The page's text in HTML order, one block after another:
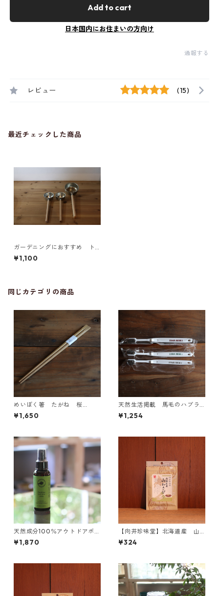
Add to cart
日本国内にお住まいの方向け
通報する
レビュー (15)
最近チェックした商品
ガーデニングにおすすめ ト
タンひ杓 ミニ
¥1,100
同じカテゴリの商品
めいぼく箸 たがね 桜
（大）日本の手しごと品
¥1,650
天然生活掲載 馬毛のハブラ
シ 3本セット
¥1,254
天然成分100％アウトドアボデ
ィスプレー 100ｍｌ 携帯用
に
¥1,870
【向井珍味堂】北海道産 山
わさび
¥324